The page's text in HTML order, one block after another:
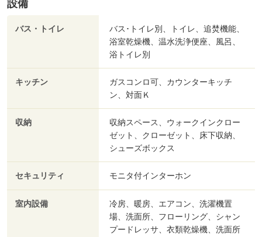
設備
バス・トイレ
バス･トイレ別、トイレ、追焚機能、
浴室乾燥機、温水洗浄便座、風呂、
浴トイレ別
キッチン
ガスコンロ可、カウンターキッチ
ン、対面Ｋ
収納
収納スペース、ウォークインクロー
ゼット、クローゼット、床下収納、
シューズボックス
セキュリティ モニタ付インターホン
室内設備
冷房、暖房、エアコン、洗濯機置
場、洗面所、フローリング、シャン
プードレッサ、衣類乾燥機、洗面所